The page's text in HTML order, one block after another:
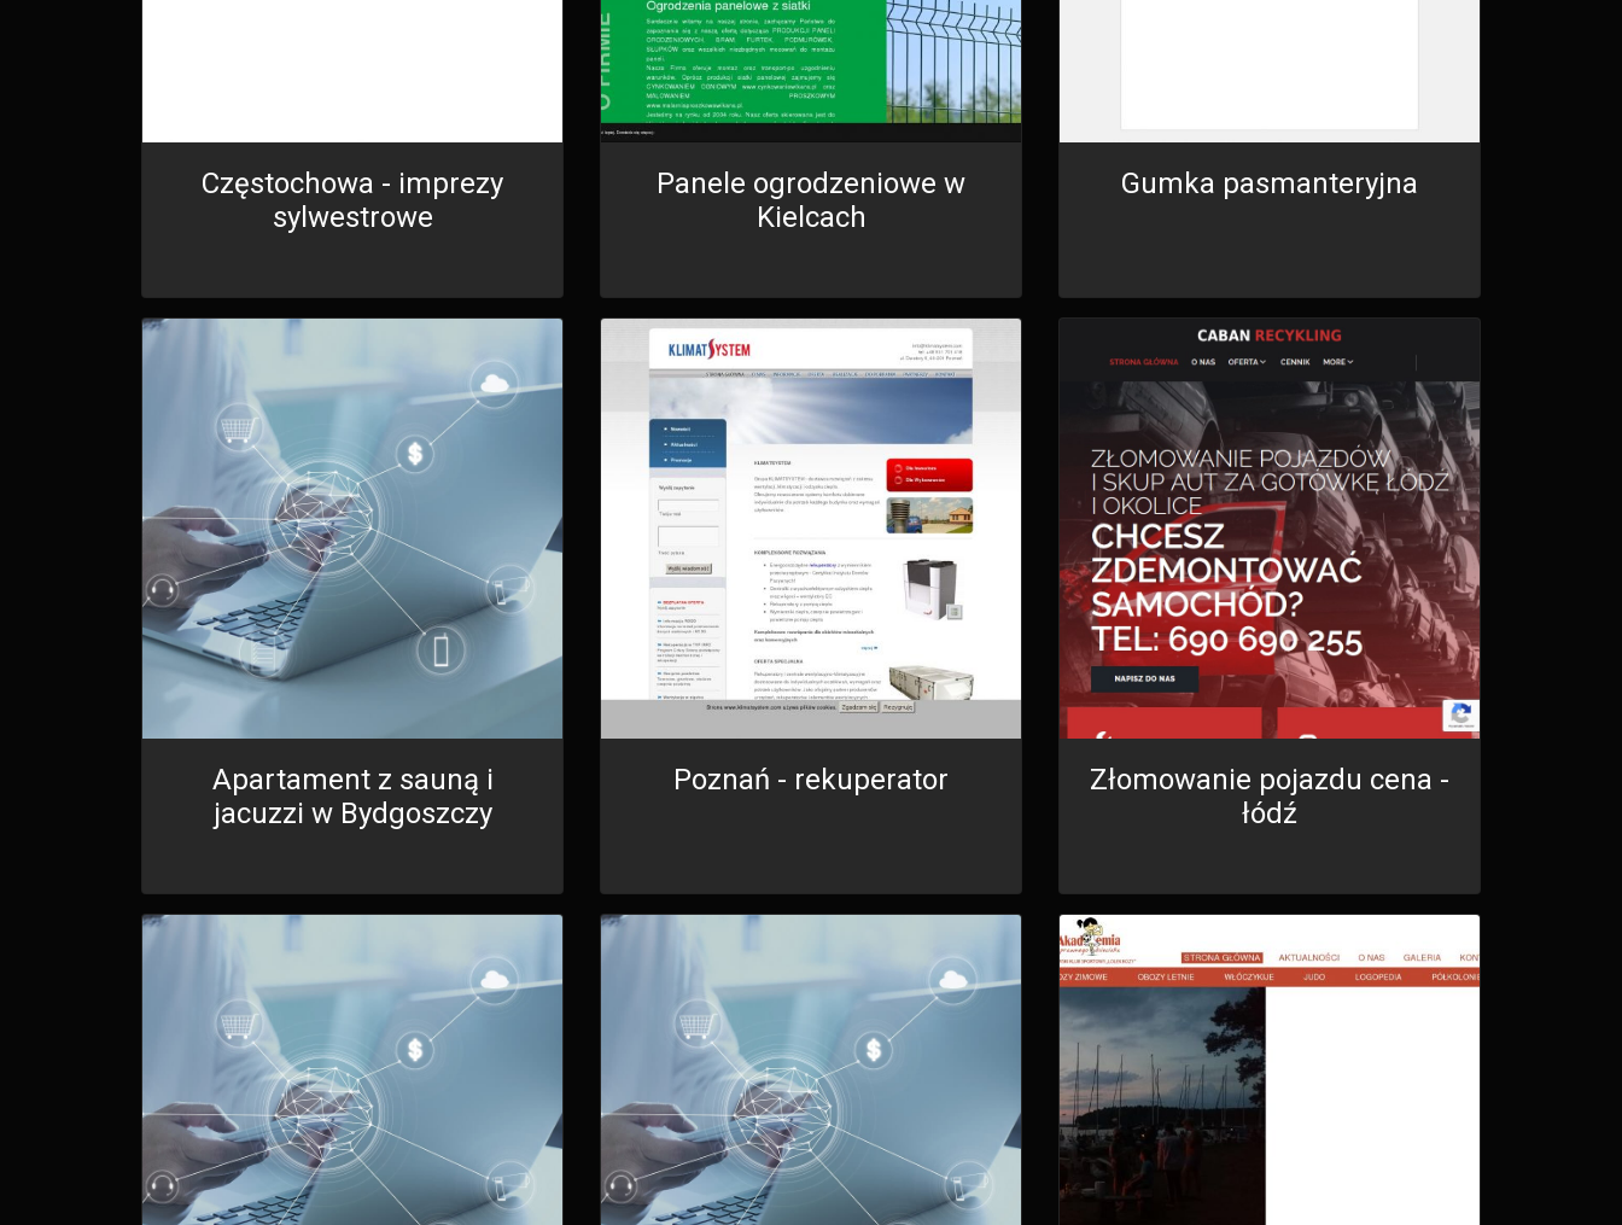
Częstochowa - imprezy
sylwestrowe
Panele ogrodzeniowe w
Kielcach
Gumka pasmanteryjna
Apartament z sauną i
jacuzzi w Bydgoszczy
Poznań - rekuperator
Złomowanie pojazdu cena -
łódź